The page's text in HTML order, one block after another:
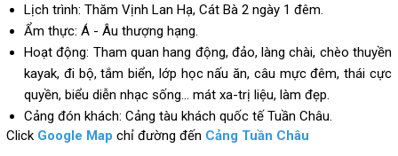
Lịch trình: Thăm Vịnh Lan Hạ, Cát Bà 2 ngày 1 đêm.
Ẩm thực: Á - Âu thượng hạng.
Hoạt động: Tham quan hang động, đảo, làng chài, chèo thuyền
kayak, đi bộ, tắm biển, lớp học nấu ăn, câu mực đêm, thái cực
quyền, biểu diễn nhạc sống... mát xa-trị liệu, làm đẹp.
Cảng đón khách: Cảng tàu khách quốc tế Tuần Châu.
Click Google Map chỉ đường đến Cảng Tuần Châu